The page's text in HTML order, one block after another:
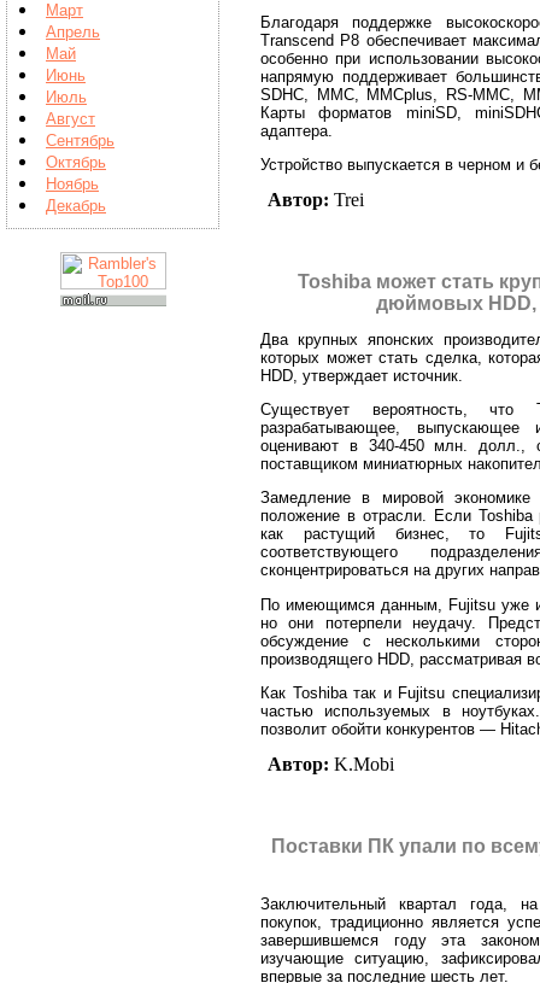
Март
Апрель
Май
Июнь
Июль
Август
Сентябрь
Октябрь
Ноябрь
Декабрь
Благодаря поддержке
Transcend P8 обеспечивает
особенно при использовании
напрямую поддерживает
SDHC, MMC, MMCplus, RS-MMC,
Карты форматов miniSD,
адаптера.
Устройство выпускается в черном и
Автор: Trei
Toshiba может стать
дюймовых HDD,
Два крупных японских
которых может стать сделка,
HDD, утверждает источник.
Существует вероятность, что
разрабатывающее,
оценивают в 340-450 млн. долл.,
поставщиком миниатюрных
Замедление в мировой экономике
положение в отрасли. Если Toshiba
как растущий бизнес, то
соответствующего
сконцентрироваться на других
По имеющимся данным, Fujitsu уже
но они потерпели неудачу.
обсуждение с несколькими
производящего HDD, рассматривая
Как Toshiba так и Fujitsu
частью используемых в
позволит обойти конкурентов —
Автор: K.Mobi
Поставки ПК упали по
Заключительный квартал года,
покупок, традиционно является
завершившемся году эта
изучающие ситуацию,
впервые за последние шесть лет.